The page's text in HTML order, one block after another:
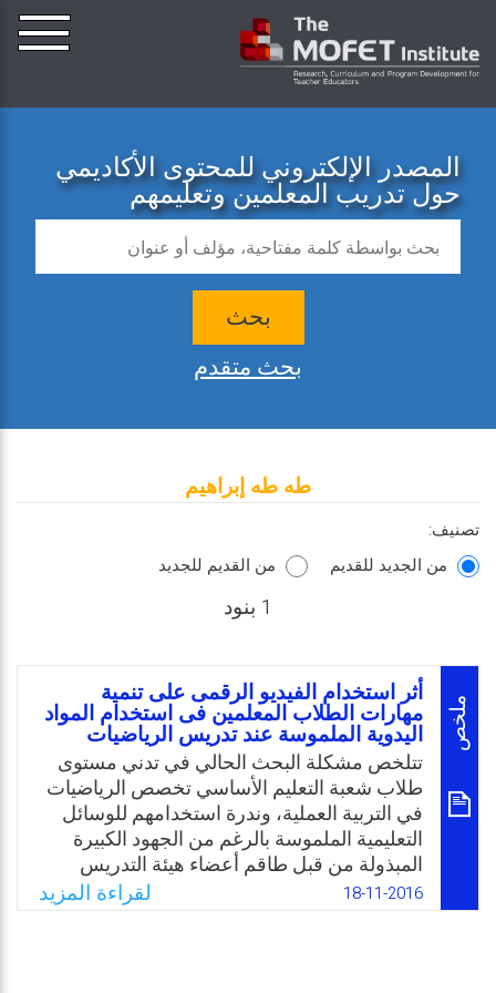
المصدر الإلكتروني للمحتوى الأكاديمي
حول تدريب المعلمين وتعليمهم
بحث
بحث متقدم
طه طه إبراهيم
تصنيف:
من الجديد للقديم
من القديم للجديد
1 بنود
ملخص
أثر استخدام الفيديو الرقمى على تنمية
مهارات الطلاب المعلمين فى استخدام المواد
اليدوية الملموسة عند تدريس الرياضيات
تتلخص مشكلة البحث الحالي في تدني مستوى
طلاب شعبة التعليم الأساسي تخصص الرياضيات
في التربية العملية، وندرة استخدامهم للوسائل
التعليمية الملموسة بالرغم من الجهود الكبيرة
المبذولة من قبل طاقم أعضاء هيئة التدريس
والهيئة المعاونة في إعداد الطلاب المعلمين
للتربية العملية. ويمكن تحديد مشكلة البحث
18-11-2016 لقراءة المزيد